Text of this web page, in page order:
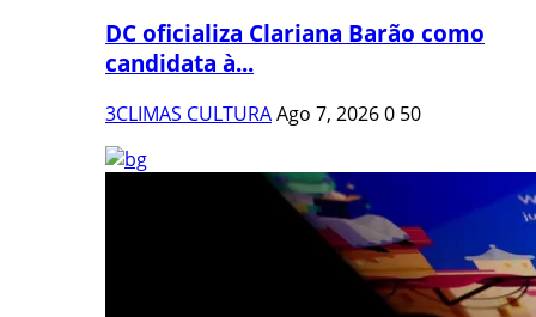
DC oficializa Clariana Barão como
candidata à...
3CLIMAS CULTURAAgo 7, 20260 50